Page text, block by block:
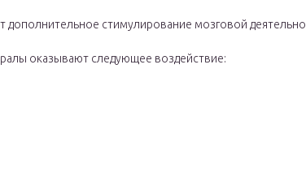
дополнительное стимулирование мозговой
оказывают следующее воздействие: